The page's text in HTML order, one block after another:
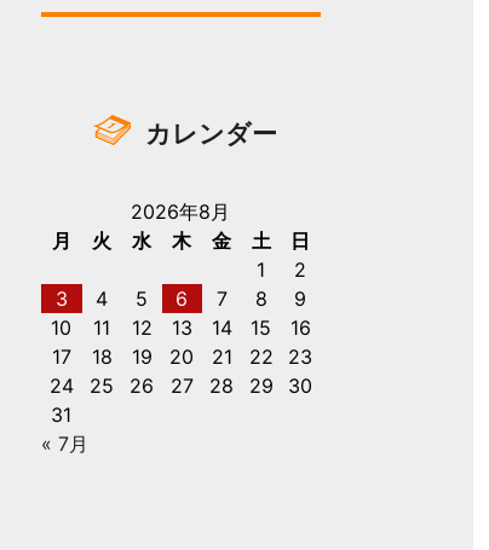
カレンダー
2026年8月
月
火 水 木 金 土
日
1
2
3
4 5 6 7 8
9
10
11 12 13 14 15
16
17
18 19 20 21 22
23
24
25 26 27 28 29
30
31
« 7月